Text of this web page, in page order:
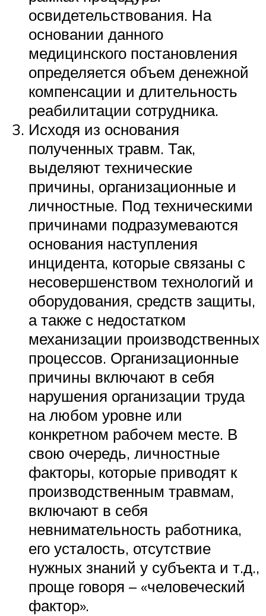
освидетельствования. На
основании данного
медицинского постановления
определяется объем денежной
компенсации и длительность
реабилитации сотрудника.
Исходя из основания
полученных травм. Так,
выделяют технические
причины, организационные и
личностные. Под техническими
причинами подразумеваются
основания наступления
инцидента, которые связаны с
несовершенством технологий и
оборудования, средств защиты,
а также с недостатком
механизации производственных
процессов. Организационные
причины включают в себя
нарушения организации труда
на любом уровне или
конкретном рабочем месте. В
свою очередь, личностные
факторы, которые приводят к
производственным травмам,
включают в себя
невнимательность работника,
его усталость, отсутствие
нужных знаний у субъекта и т.д.,
проще говоря – «человеческий
фактор».